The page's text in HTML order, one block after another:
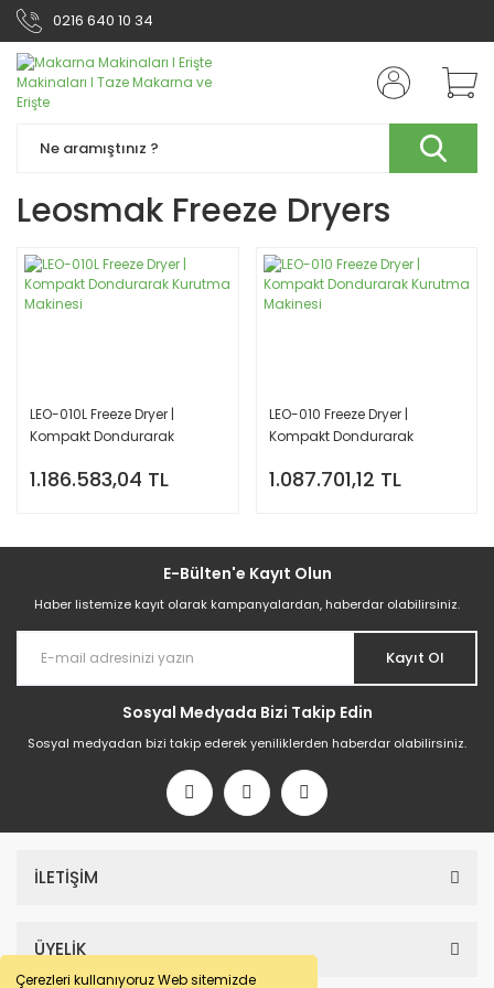
Çerezleri kullanıyoruz Web sitemizde
0216 640 10 34
Leosmak Freeze Dryers
LEO-010L Freeze Dryer |
Kompakt Dondurarak
1.186.583,04 TL
LEO-010 Freeze Dryer |
Kompakt Dondurarak
1.087.701,12 TL
E-Bülten'e Kayıt Olun
Haber listemize kayıt olarak kampanyalardan, haberdar olabilirsiniz.
Kayıt Ol
Sosyal Medyada Bizi Takip Edin
Sosyal medyadan bizi takip ederek yeniliklerden haberdar olabilirsiniz.
İLETİŞİM
ÜYELİK